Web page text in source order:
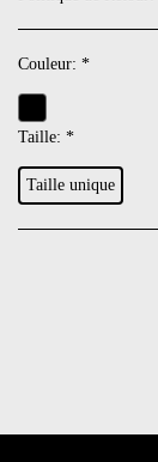
Couleur: *
Taille: *
Taille unique